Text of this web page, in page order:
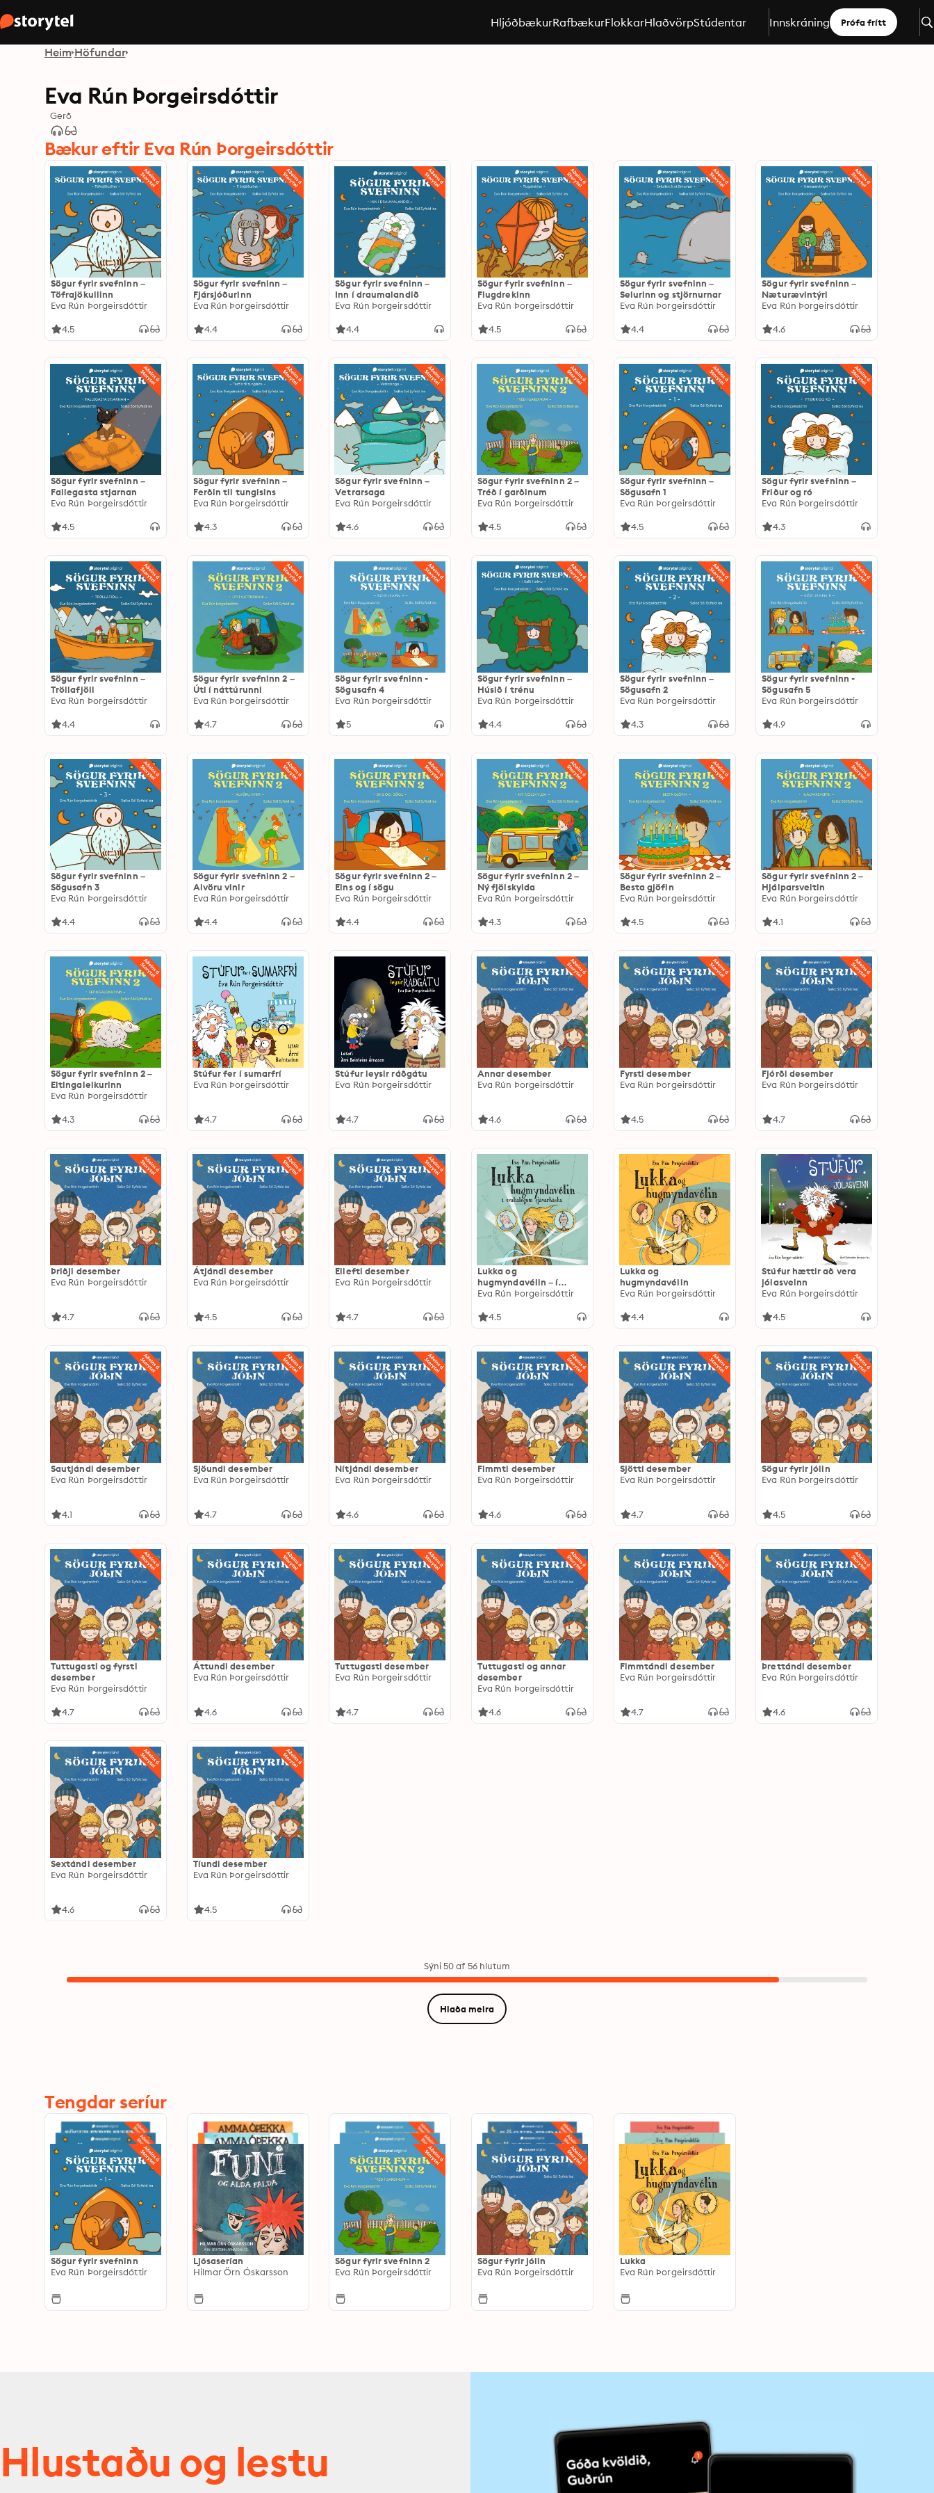
HljóðbækurRafbækurFlokkarHlaðvörpStúdentar Innskráning Prófa frítt
Heim Höfundar
Eva Rún Þorgeirsdóttir
Gerð
Bækur eftir Eva Rún Þorgeirsdóttir
Sögur fyrir svefninn –
Töfrajökullinn
Eva Rún Þorgeirsdóttir
4.5
Sögur fyrir svefninn –
Fjársjóðurinn
Eva Rún Þorgeirsdóttir
4.4
Sögur fyrir svefninn –
Inn í draumalandið
Eva Rún Þorgeirsdóttir
4.4
Sögur fyrir svefninn –
Flugdrekinn
Eva Rún Þorgeirsdóttir
4.5
Sögur fyrir svefninn –
Selurinn og stjörnurnar
Eva Rún Þorgeirsdóttir
4.4
Sögur fyrir svefninn –
Næturævintýri
Eva Rún Þorgeirsdóttir
4.6
Sögur fyrir svefninn –
Fallegasta stjarnan
Eva Rún Þorgeirsdóttir
4.5
Sögur fyrir svefninn –
Ferðin til tunglsins
Eva Rún Þorgeirsdóttir
4.3
Sögur fyrir svefninn –
Vetrarsaga
Eva Rún Þorgeirsdóttir
4.6
Sögur fyrir svefninn 2 –
Tréð í garðinum
Eva Rún Þorgeirsdóttir
4.5
Sögur fyrir svefninn –
Sögusafn 1
Eva Rún Þorgeirsdóttir
4.5
Sögur fyrir svefninn –
Friður og ró
Eva Rún Þorgeirsdóttir
4.3
Sögur fyrir svefninn –
Tröllafjöll
Eva Rún Þorgeirsdóttir
4.4
Sögur fyrir svefninn 2 –
Úti í náttúrunni
Eva Rún Þorgeirsdóttir
4.7
Sögur fyrir svefninn -
Sögusafn 4
Eva Rún Þorgeirsdóttir
5
Sögur fyrir svefninn –
Húsið í trénu
Eva Rún Þorgeirsdóttir
4.4
Sögur fyrir svefninn –
Sögusafn 2
Eva Rún Þorgeirsdóttir
4.3
Sögur fyrir svefninn -
Sögusafn 5
Eva Rún Þorgeirsdóttir
4.9
Sögur fyrir svefninn –
Sögusafn 3
Eva Rún Þorgeirsdóttir
4.4
Sögur fyrir svefninn 2 –
Alvöru vinir
Eva Rún Þorgeirsdóttir
4.4
Sögur fyrir svefninn 2 –
Eins og í sögu
Eva Rún Þorgeirsdóttir
4.4
Sögur fyrir svefninn 2 –
Ný fjölskylda
Eva Rún Þorgeirsdóttir
4.3
Sögur fyrir svefninn 2 –
Besta gjöfin
Eva Rún Þorgeirsdóttir
4.5
Sögur fyrir svefninn 2 –
Hjálparsveitin
Eva Rún Þorgeirsdóttir
4.1
Sögur fyrir svefninn 2 –
Eltingaleikurinn
Eva Rún Þorgeirsdóttir
4.3
Stúfur fer í sumarfrí
Eva Rún Þorgeirsdóttir
4.7
Stúfur leysir ráðgátu
Eva Rún Þorgeirsdóttir
4.7
Annar desember
Eva Rún Þorgeirsdóttir
4.6
Fyrsti desember
Eva Rún Þorgeirsdóttir
4.5
Fjórði desember
Eva Rún Þorgeirsdóttir
4.7
Þriðji desember
Eva Rún Þorgeirsdóttir
4.7
Átjándi desember
Eva Rún Þorgeirsdóttir
4.5
Ellefti desember
Eva Rún Þorgeirsdóttir
4.7
Lukka og
hugmyndavélin – í
svakalegum sjávarháska
Eva Rún Þorgeirsdóttir
4.5
Lukka og
hugmyndavélin
Eva Rún Þorgeirsdóttir
4.4
Stúfur hættir að vera
jólasveinn
Eva Rún Þorgeirsdóttir
4.5
Sautjándi desember
Eva Rún Þorgeirsdóttir
4.1
Sjöundi desember
Eva Rún Þorgeirsdóttir
4.7
Nítjándi desember
Eva Rún Þorgeirsdóttir
4.6
Fimmti desember
Eva Rún Þorgeirsdóttir
4.6
Sjötti desember
Eva Rún Þorgeirsdóttir
4.7
Sögur fyrir jólin
Eva Rún Þorgeirsdóttir
4.5
Tuttugasti og fyrsti
desember
Eva Rún Þorgeirsdóttir
4.7
Áttundi desember
Eva Rún Þorgeirsdóttir
4.6
Tuttugasti desember
Eva Rún Þorgeirsdóttir
4.7
Tuttugasti og annar
desember
Eva Rún Þorgeirsdóttir
4.6
Fimmtándi desember
Eva Rún Þorgeirsdóttir
4.7
Þrettándi desember
Eva Rún Þorgeirsdóttir
4.6
Sextándi desember
Eva Rún Þorgeirsdóttir
4.6
Tíundi desember
Eva Rún Þorgeirsdóttir
4.5
Sýni 50 af 56 hlutum
Hlaða meira
Tengdar seríur
Sögur fyrir svefninn
Eva Rún Þorgeirsdóttir
Ljósaserían
Hilmar Örn Óskarsson
Sögur fyrir svefninn 2
Eva Rún Þorgeirsdóttir
Sögur fyrir jólin
Eva Rún Þorgeirsdóttir
Lukka
Eva Rún Þorgeirsdóttir
Hlustaðu og lestu